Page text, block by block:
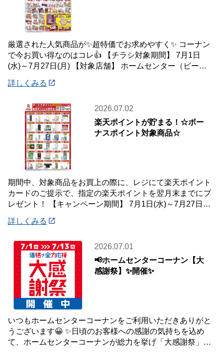
厳選された人気商品が✨超特価でお求めやすく✨ コーナン
で今お買い得なのはコレ👍 【チラシ対象期間】 7月1日
(水)～7月27日(月) 【対象店舗】 ホームセンター（ビーバ
詳しくみる
2026.07.02
楽天ポイントが貯まる！☆ボー
ナスポイント対象商品☆
期間中、対象商品をお買上の際に、レジにて楽天ポイント
カードのご提示で、指定の楽天ポイントを翌月末までにプ
レゼント！ 【キャンペーン期間】 7月1日(水)～7月27日
詳しくみる
2026.07.01
📢ホームセンターコーナン【大
感謝祭】✨開催✨
いつもホームセンターコーナンをご利用いただきありがと
うございます😀 ✨日頃のお客様への感謝の気持ちを込め
て、ホームセンターコーナンが総力を挙げ「大感謝祭」を